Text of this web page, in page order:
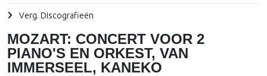
Verg. Discografieën
MOZART: CONCERT VOOR 2
PIANO'S EN ORKEST, VAN
IMMERSEEL, KANEKO